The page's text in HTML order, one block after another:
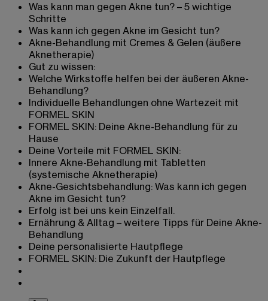
Was kann man gegen Akne tun? – 5 wichtige
Schritte
Was kann ich gegen Akne im Gesicht tun?
Akne-Behandlung mit Cremes & Gelen (äußere
Aknetherapie)
Gut zu wissen:
Welche Wirkstoffe helfen bei der äußeren Akne-
Behandlung?
Individuelle Behandlungen ohne Wartezeit mit
FORMEL SKIN
FORMEL SKIN: Deine Akne-Behandlung für zu
Hause
Deine Vorteile mit FORMEL SKIN:
Innere Akne-Behandlung mit Tabletten
(systemische Aknetherapie)
Akne-Gesichtsbehandlung: Was kann ich gegen
Akne im Gesicht tun?
Erfolg ist bei uns kein Einzelfall.
Ernährung & Alltag – weitere Tipps für Deine Akne-
Behandlung
Deine personalisierte Hautpflege
FORMEL SKIN: Die Zukunft der Hautpflege